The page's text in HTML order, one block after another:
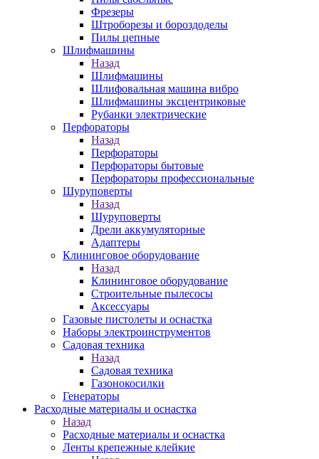
Фрезеры
Штроборезы и бороздоделы
Пилы цепные
Шлифмашины
Назад
Шлифмашины
Шлифовальная машина вибро
Шлифмашины эксцентриковые
Рубанки электрические
Перфораторы
Назад
Перфораторы
Перфораторы бытовые
Перфораторы профессиональные
Шуруповерты
Назад
Шуруповерты
Дрели аккумуляторные
Адаптеры
Клининговое оборудование
Назад
Клининговое оборудование
Строительные пылесосы
Аксессуары
Газовые пистолеты и оснастка
Наборы электроинструментов
Садовая техника
Назад
Садовая техника
Газонокосилки
Генераторы
Расходные материалы и оснастка
Назад
Расходные материалы и оснастка
Ленты крепежные клейкие